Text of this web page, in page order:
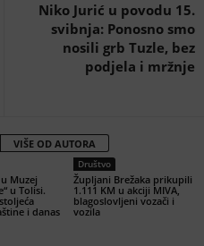
Niko Jurić u povodu 15.
svibnja: Ponosno smo
nosili grb Tuzle, bez
podjela i mržnje
VIŠE OD AUTORA
Muzej
u Tolisi.
i danas
Društvo
Župljani Brežaka prikupili
1.111 KM u akciji MIVA,
blagoslovljeni vozači i
vozila